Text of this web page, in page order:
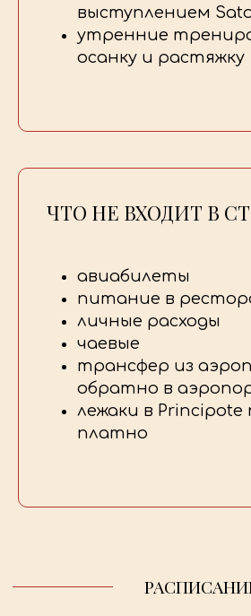
выступлением
утренние
осанку и растяжку
ЧТО НЕ ВХОДИТ В
авиабилеты
питание в
личные расходы
чаевые
трансфер из
обратно в
лежаки в
платно